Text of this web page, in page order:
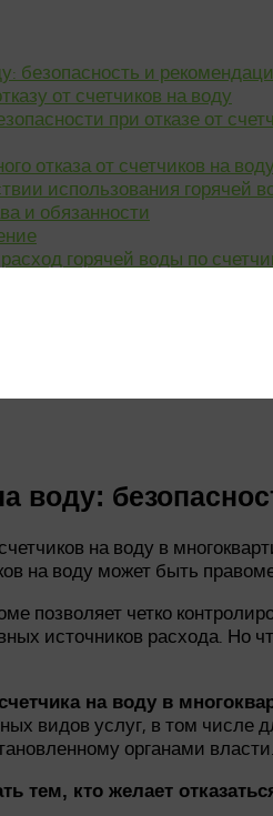
безопасность и
от счетчиков на воду
при отказе от
отказа от счетчиков на воду
использования горячей
и обязанности
горячей воды по
источника горячей воды
показания счетчика
на оплату услуг ЖКХ
ГВС на ОДН в квитанции
воду:
на воду в
на воду может быть
позволяет четко
источников расхода. Но
на воду в
видов услуг, в том числе
органами власти.
тем, кто желает